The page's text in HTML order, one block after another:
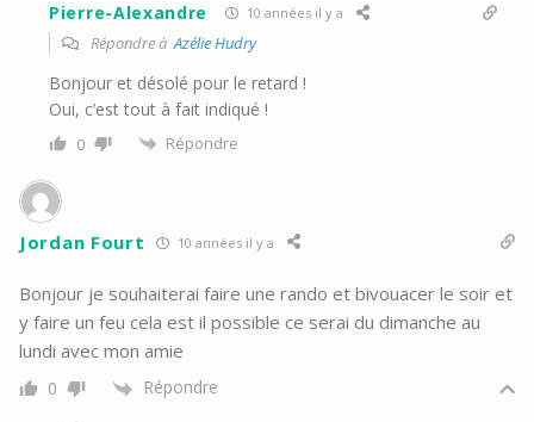
Pierre-Alexandre 10 années il y a
Répondre àAzélie Hudry
Bonjour et désolé pour le retard !
Oui, c’est tout à fait indiqué !
0 Répondre
Jordan Fourt 10 années il y a
Bonjour je souhaiterai faire une rando et bivouacer le soir et
y faire un feu cela est il possible ce serai du dimanche au
lundi avec mon amie
0 Répondre